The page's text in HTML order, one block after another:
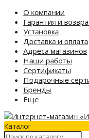
О компании
Гарантия и
Установка
Доставка и оплата
Адреса магазинов
Наши работы
Сертификаты
Подарочные
Бренды
Еще
Каталог